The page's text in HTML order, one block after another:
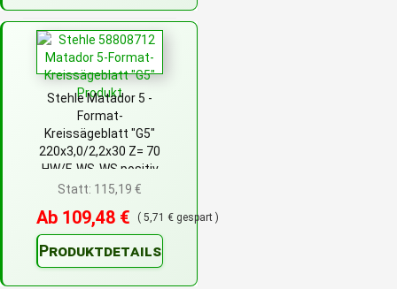
Stehle Matador 5 -
Format-
Kreissägeblatt "G5"
220x3,0/2,2x30 Z= 70
HW/F-WS-WS positiv
Statt: 115,19 €
Ab 109,48 € ( 5,71 € gespart )
Produktdetails